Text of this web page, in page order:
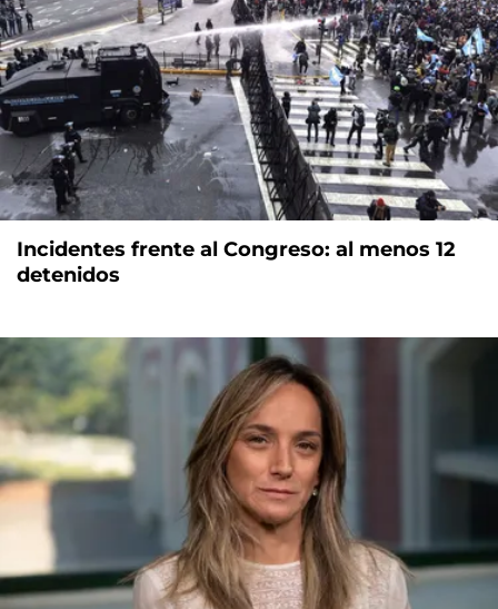
Incidentes frente al Congreso: al menos 12
detenidos